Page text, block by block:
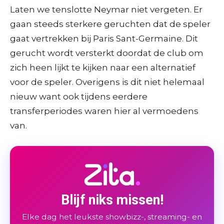
Laten we tenslotte Neymar niet vergeten. Er
gaan steeds sterkere geruchten dat de speler
gaat vertrekken bij Paris Sant-Germaine. Dit
gerucht wordt versterkt doordat de club om
zich heen lijkt te kijken naar een alternatief
voor de speler. Overigens is dit niet helemaal
nieuw want ook tijdens eerdere
transferperiodes waren hier al vermoedens
van.
Blijf niks missen!
Elke dag het leukste showbizz-, streaming- en